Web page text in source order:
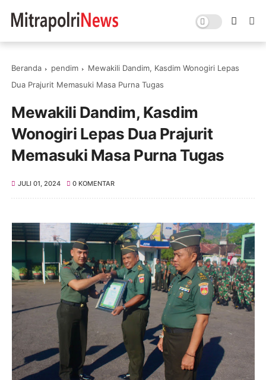
Beranda pendim
Mewakili Dandim, Kasdim Wonogiri Lepas
Dua Prajurit Memasuki Masa Purna Tugas
Mewakili Dandim, Kasdim
Wonogiri Lepas Dua Prajurit
Memasuki Masa Purna Tugas
JULI 01, 2024 0 KOMENTAR